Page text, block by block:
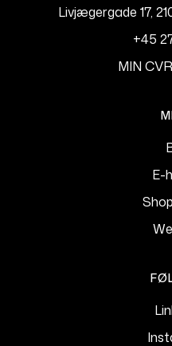
Livjægergade 17,
+45
MIN
E-